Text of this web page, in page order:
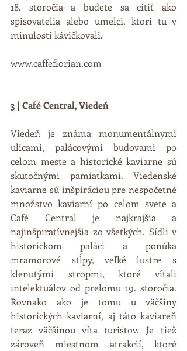
18. storočia a budete sa cítiť ako
spisovatelia alebo umelci, ktorí tu v
minulosti kávičkovali.
www.caffeflorian.com
3 | Café Central, Viedeň
Viedeň je známa monumentálnymi
ulicami, palácovými budovami po
celom meste a historické kaviarne sú
skutočnými pamiatkami. Viedenské
kaviarne sú inšpiráciou pre nespočetné
množstvo kaviarní po celom svete a
Café Central je najkrajšia a
najinšpiratívnejšia zo všetkých. Sídli v
historickom paláci a ponúka
mramorové stĺpy, veľké lustre s
klenutými stropmi, ktoré vítali
intelektuálov od prelomu 19. storočia.
Rovnako ako je tomu u väčšiny
historických kaviarní, aj táto kaviareň
teraz väčšinou víta turistov. Je tiež
zároveň miestnom atrakcií, ktoré